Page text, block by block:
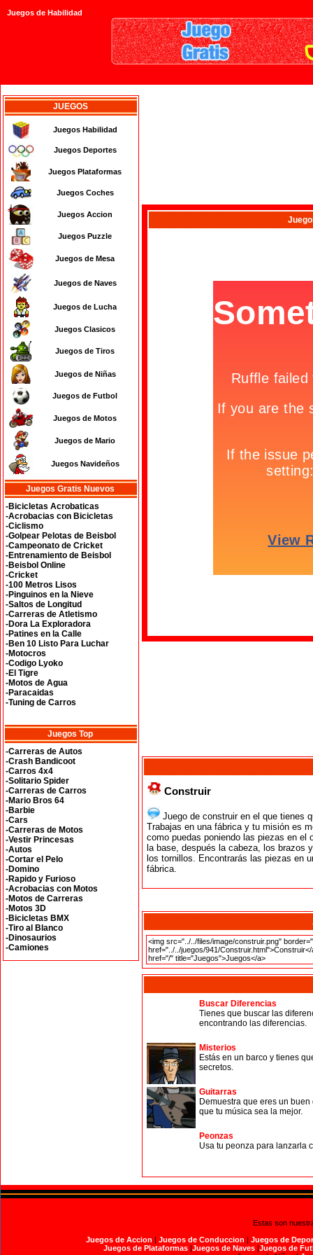
Juegos de Habilidad
JUEGOS
Juegos Habilidad
Juegos Deportes
Juegos Plataformas
Juegos Coches
Juegos Accion
Juegos Puzzle
Juegos de Mesa
Juegos de Naves
Juegos de Lucha
Juegos Clasicos
Juegos de Tiros
Juegos de Niñas
Juegos de Futbol
Juegos de Motos
Juegos de Mario
Juegos Navideños
Juegos Gratis Nuevos
-Bicicletas Acrobaticas
-Acrobacias con Bicicletas
-Ciclismo
-Golpear Pelotas de Beisbol
-Campeonato de Cricket
-Entrenamiento de Beisbol
-Beisbol Online
-Cricket
-100 Metros Lisos
-Pinguinos en la Nieve
-Saltos de Longitud
-Carreras de Atletismo
-Dora La Exploradora
-Patines en la Calle
-Ben 10 Listo Para Luchar
-Motocros
-Codigo Lyoko
-El Tigre
-Motos de Agua
-Paracaidas
-Tuning de Carros
Juegos Top
-Carreras de Autos
-Crash Bandicoot
-Carros 4x4
-Solitario Spider
-Carreras de Carros
-Mario Bros 64
-Barbie
-Cars
-Carreras de Motos
-Vestir Princesas
-Autos
-Cortar el Pelo
-Domino
-Rapido y Furioso
-Acrobacias con Motos
-Motos de Carreras
-Motos 3D
-Bicicletas BMX
-Tiro al Blanco
-Dinosaurios
-Camiones
Construir
Juego de construir en el que tienes
Trabajas en una fábrica y tu misión es
como puedas poniendo las piezas en el
la base, después la cabeza, los brazos
los tornillos. Encontrarás las piezas en
fábrica.
Buscar Diferencias
Tienes que buscar las
encontrando las diferencias.
Misterios
Estás en un barco y tienes
secretos.
Guitarras
Demuestra que eres un
que tu música sea la mejor.
Peonzas
Usa tu peonza para lanzarla
Estas son
Juegos de Accion | Juegos de Conduccion | Juegos de
Juegos de Plataformas|Juegos de Naves|Juegos de